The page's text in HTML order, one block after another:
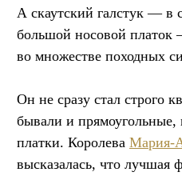
А скаутский галстук — в
большой носовой платок
во множестве походных
Он не сразу стал строго
бывали и
платки. Королева Мария-
высказалась, что лучшая